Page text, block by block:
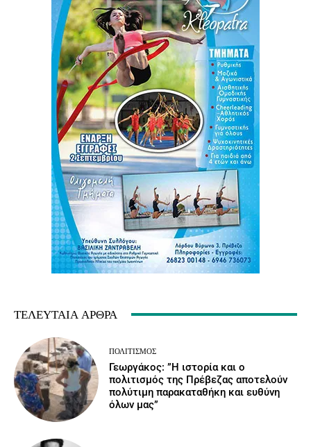
ΤΕΛΕΥΤΑΊΑ ΆΡΘΡΑ
ΠΟΛΙΤΙΣΜΌΣ
Γεωργάκος: ”Η ιστορία και ο
πολιτισμός της Πρέβεζας αποτελούν
πολύτιμη παρακαταθήκη και ευθύνη
όλων μας”